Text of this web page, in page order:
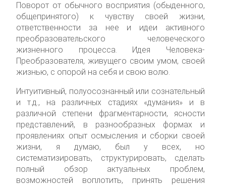
Поворот от обычного восприятия (обыденного,
общепринятого) к чувству своей жизни,
ответственности за нее и идеи активного
преобразовательского человеческого
жизненного процесса. Идея Человека-
Преобразователя, живущего своим умом, своей
жизнью, с опорой на себя и свою волю.
Интуитивный, полуосознанный или сознательный
и т.д., на различных стадиях «думания» и в
различной степени фрагментарности, ясности
представлений, в разнообразных формах и
проявлениях опыт осмысления и сборки своей
жизни, я думаю, был у всех, но
систематизировать, структурировать, сделать
полный обзор актуальных проблем,
возможностей воплотить, принять решения